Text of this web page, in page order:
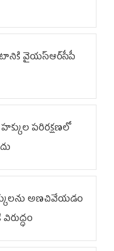
వైయ‌స్ఆర్‌సీపీ
పరిరక్షణలో
అణచివేయడం